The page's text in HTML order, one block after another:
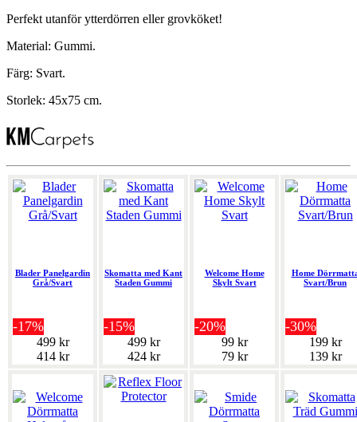
Perfekt utanför ytterdörren eller grovköket!
Material: Gummi.
Färg: Svart.
Storlek: 45x75 cm.
Blader Panelgardin
Grå/Svart
-17%
499 kr
414 kr
Skomatta med Kant
Staden Gummi
-15%
499 kr
424 kr
Welcome Home
Skylt Svart
-20%
99 kr
79 kr
Home
Svart/Brun
-30%
199 kr
139 kr